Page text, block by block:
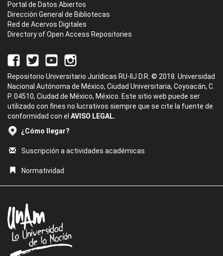
Portal de Datos Abiertos
Dirección General de Bibliotecas
Red de Acervos Digitales
Directory of Open Access Repositories
Repositorio Universitario Jurídicas RU-IIJ D.R. © 2018. Universidad
Nacional Autónoma de México, Ciudad Universitaria, Coyoacán, C.
P. 04510, Ciudad de México, México. Este sitio web puede ser
utilizado con fines no lucrativos siempre que se cite la fuente de
conformidad con el AVISO LEGAL.
¿Cómo llegar?
Suscripción a actividades académicas
Normatividad